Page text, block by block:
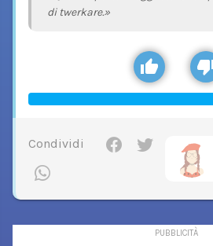
di twerkare.»
Condividi